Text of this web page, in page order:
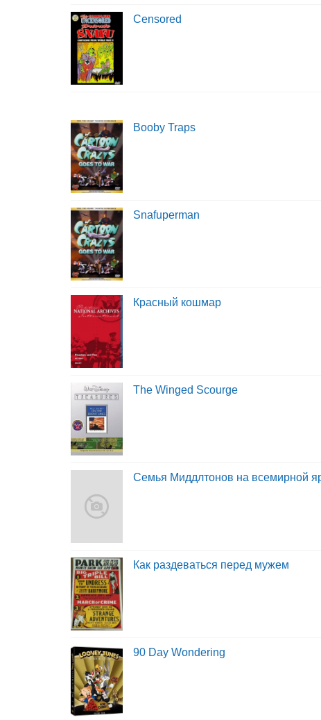
Censored
Booby Traps
Snafuperman
Красный кошмар
The Winged Scourge
Семья Миддлтонов на всемирной
Как раздеваться перед мужем
90 Day Wondering